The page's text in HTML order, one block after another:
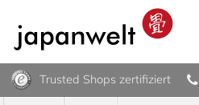
Trusted Shops zertifiziert